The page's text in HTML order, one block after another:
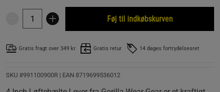
Føj til indkøbskurven
Gratis fragt over 349 kr Gratis retur 14 dages fortrydelsesret
SKU #991100900R | EAN 8719699536012